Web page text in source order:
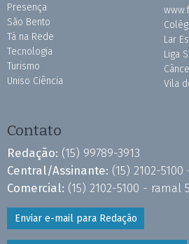
Presença
São Bento
Tá na Rede
Tecnologia
Turismo
Uniso Ciência
Lar
Liga
Vila
Contato
Redação: (15) 99789-3913
Central/Assinante: (15) 2102-
Comercial: (15) 2102-5100 - ramal
Enviar e-mail para Redação